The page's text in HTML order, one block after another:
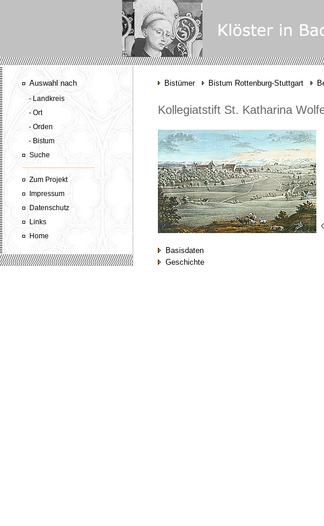
Auswahl nach
- Landkreis
- Ort
- Orden
- Bistum
Suche
Zum Projekt
Impressum
Datenschutz
Links
Home
Bistümer Bistum Rottenburg-Stuttgart
Kollegiatstift St. Katharina
Basisdaten
Geschichte